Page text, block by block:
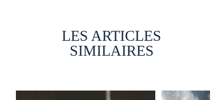
LES ARTICLES
SIMILAIRES